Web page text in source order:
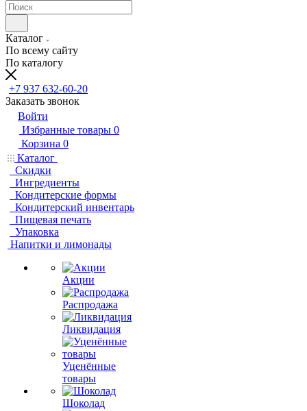
Каталог
По всему сайту
По каталогу
+7 937 632-60-20
Заказать звонок
Войти
Избранные товары 0
Корзина 0
Каталог
Скидки
Ингредиенты
Кондитерские формы
Кондитерский инвентарь
Пищевая печать
Упаковка
Напитки и лимонады
Акции
Распродажа
Ликвидация
Уценённые
товары
Шоколад